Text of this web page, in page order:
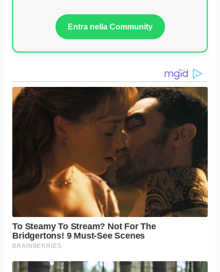
Entra nella Community